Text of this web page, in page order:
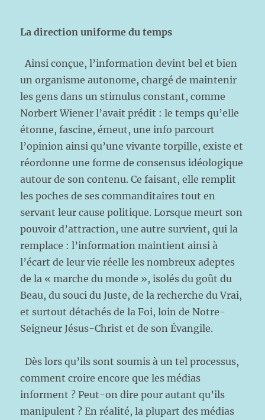
La direction uniforme du temps
Ainsi conçue, l’information devint bel et bien
un organisme autonome, chargé de maintenir
les gens dans un stimulus constant, comme
Norbert Wiener l’avait prédit : le temps qu’elle
étonne, fascine, émeut, une info parcourt
l’opinion ainsi qu’une vivante torpille, existe et
réordonne une forme de consensus idéologique
autour de son contenu. Ce faisant, elle remplit
les poches de ses commanditaires tout en
servant leur cause politique. Lorsque meurt son
pouvoir d’attraction, une autre survient, qui la
remplace : l’information maintient ainsi à
l’écart de leur vie réelle les nombreux adeptes
de la « marche du monde », isolés du goût du
Beau, du souci du Juste, de la recherche du Vrai,
et surtout détachés de la Foi, loin de Notre-
Seigneur Jésus-Christ et de son Évangile.
Dès lors qu’ils sont soumis à un tel processus,
comment croire encore que les médias
informent ? Peut-on dire pour autant qu’ils
manipulent ? En réalité, la plupart des médias